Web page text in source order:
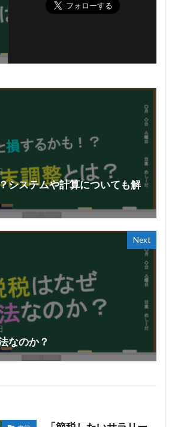
システムや計算についても解
Next
なのか？